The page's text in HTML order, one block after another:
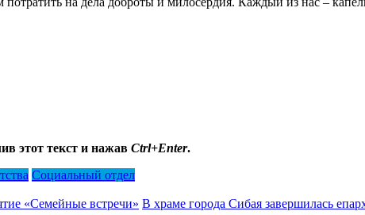
этот текст и нажав Ctrl+Enter.
Социальный отдел
«Семейные встречи» В храме города Сибая завершилась